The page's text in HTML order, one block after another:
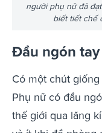
người phụ nữ đã
biết tiết chế
Đầu ngón
Có một chút
Phụ nữ có đầu
thế giới qua lăng